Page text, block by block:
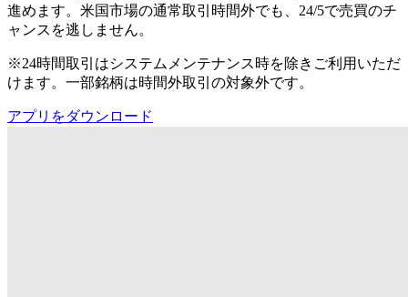
進めます。米国市場の通常取引時間外でも、24/5で売買のチ
ャンスを逃しません。
※24時間取引はシステムメンテナンス時を除きご利用いただ
けます。一部銘柄は時間外取引の対象外です。
アプリをダウンロード